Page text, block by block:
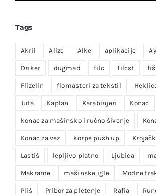
Tags
Akril Alize Alke aplikacije
Driker dugmad filc filcst
Flizelin flomasteri za tekstil
Juta Kaplan Karabinjeri Konac
konac za mašinsko i ručno šivenje
Konac za vez korpe push up
Lastiš lepljivo platno Ljubica
Makrame mašinske igle Modne
Pliš Pribor za pletenje Rafia